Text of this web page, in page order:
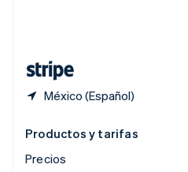
México (Español)
Productos y tarifas
Precios